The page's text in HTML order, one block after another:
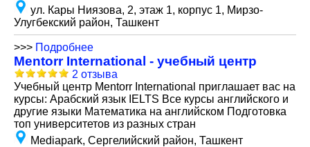
ул. Кары Ниязова, 2, этаж 1, корпус 1, Мирзо-
Улугбекский район, Ташкент
>>> Подробнее
Mentorr International - учебный центр
2 отзыва
Учебный центр Mentorr International приглашает вас на
курсы: Арабский язык IELTS Все курсы английского и
другие языки Математика на английском Подготовка
топ университетов из разных стран
Mediapark, Сергелийский район, Ташкент